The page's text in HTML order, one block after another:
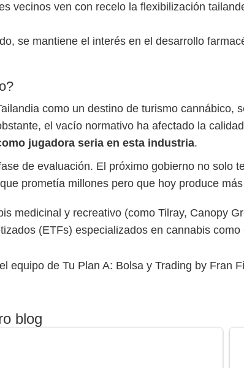
vecinos ven con recelo la flexibilización
se mantiene el interés en el desarrollo
como un destino de turismo cannábico,
el vacío normativo ha afectado la
jugadora seria en esta industria.
de evaluación. El próximo gobierno no solo
prometía millones pero que hoy produce
medicinal y recreativo (como Tilray, Canopy
(ETFs) especializados en cannabis
equipo de Tu Plan A: Bolsa y Trading by Fran
blog